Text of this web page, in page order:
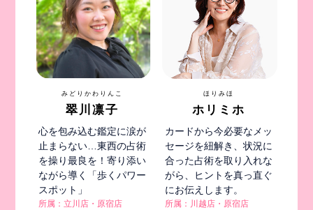
みどりかわりんこ
翠川凛子
心を包み込む鑑定に涙が
止まらない…東西の占術
を操り最良を！寄り添い
ながら導く「歩くパワー
スポット」
所属：立川店・原宿店
ほりみほ
ホリミホ
カードから今必要なメッ
セージを紐解き、状況に
合った占術を取り入れな
がら、ヒントを真っ直ぐ
にお伝えします。
所属：川越店・原宿店